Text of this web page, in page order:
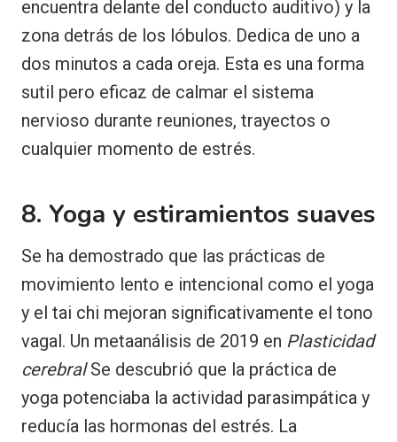
encuentra delante del conducto auditivo) y la
zona detrás de los lóbulos. Dedica de uno a
dos minutos a cada oreja. Esta es una forma
sutil pero eficaz de calmar el sistema
nervioso durante reuniones, trayectos o
cualquier momento de estrés.
8. Yoga y estiramientos suaves
Se ha demostrado que las prácticas de
movimiento lento e intencional como el yoga
y el tai chi mejoran significativamente el tono
vagal. Un metaanálisis de 2019 en Plasticidad
cerebralSe descubrió que la práctica de
yoga potenciaba la actividad parasimpática y
reducía las hormonas del estrés. La